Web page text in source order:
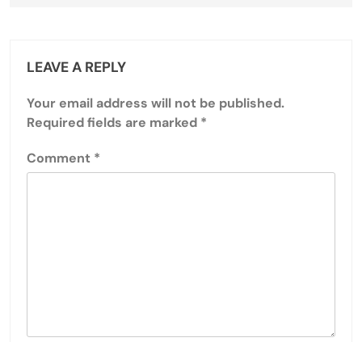
LEAVE A REPLY
Your email address will not be published.
Required fields are marked *
Comment *